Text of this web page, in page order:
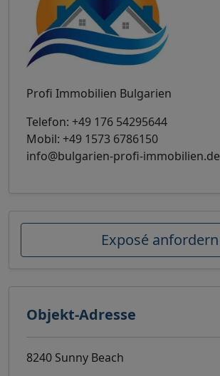
Profi Immobilien Bulgarien
Telefon: +49 176 54295644
Mobil: +49 1573 6786150
info@bulgarien-profi-immobilien.de
Exposé anfordern
Objekt-Adresse
8240 Sunny Beach